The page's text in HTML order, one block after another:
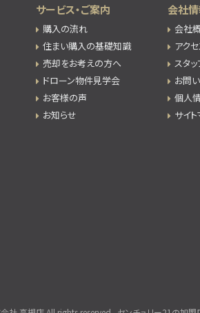
サービス・ご案内
購入の流れ
住まい購入の基礎知識
売却をお考えの方へ
ドローン物件見学会
お客様の声
お知らせ
会社
会社
アク
スタ
お問
個人
サイ